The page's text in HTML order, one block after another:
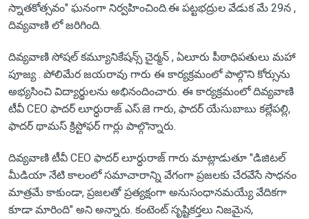
స్నాతకోత్సవం" ఘనంగా నిర్వహించింది.ఈ పట్టభద్రుల వేడుక మే 29న ,
దివ్యవాణి లో జరిగింది.
దివ్యవాణి సోషల్ కమ్యూనికేషన్స్ చైర్మన్ , ఏలూరు పీఠాధిపతులు మహా
పూజ్య . పోలిమేర జయరావు గారు ఈ కార్యక్రమంలో పాల్గొని కోర్సును
అభ్యసించి విద్యార్థులను అభినందించారు. ఈ కార్యక్రమంలో దివ్యవాణి
టీవీ CEO ఫాదర్ లూర్ధురాజ్ ఎస్.జె గారు, ఫాదర్ యేసుబాబు కల్లేపల్లి,
ఫాదర్ థామస్ క్రిస్టోఫర్ గార్లు పాల్గొన్నారు.
దివ్యవాణి టీవీ CEO ఫాదర్ లూర్ధురాజ్ గారు మాట్లాడుతూ "డిజిటల్
మీడియా నేటి కాలంలో సమాచారాన్ని వేగంగా ప్రజలకు చేరవేసే సాధనం
మాత్రమే కాకుండా, ప్రజలతో ప్రత్యక్షంగా అనుసంధానమయ్యే వేదికగా
కూడా మారింది" అని అన్నారు. కంటెంట్ సృష్టికర్తలు నిజమైన,